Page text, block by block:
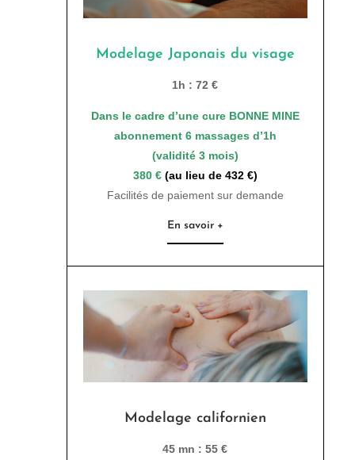
Modelage Japonais du visage
1h : 72 €
Dans le cadre d’une cure BONNE MINE
abonnement 6 massages d’1h
(validité 3 mois)
380 € (au lieu de 432 €)
Facilités de paiement sur demande
En savoir +
Modelage californien
45 mn : 55 €